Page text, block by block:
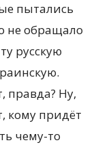
пытались
не обращало
русскую
правда? Ну,
кому придёт
чему-то